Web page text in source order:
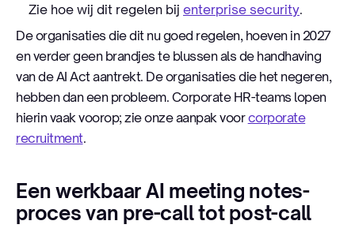
Zie hoe wij dit regelen bij enterprise security.
De organisaties die dit nu goed regelen, hoeven in 2027
en verder geen brandjes te blussen als de handhaving
van de AI Act aantrekt. De organisaties die het negeren,
hebben dan een probleem. Corporate HR-teams lopen
hierin vaak voorop; zie onze aanpak voorcorporate
recruitment.
Een werkbaar AI meeting notes-
proces van pre-call tot post-call